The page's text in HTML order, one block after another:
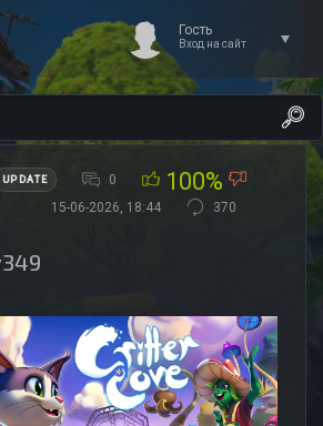
Гость
Вход на сайт
UPDATE 0 100%
15-06-2026, 18:44 370